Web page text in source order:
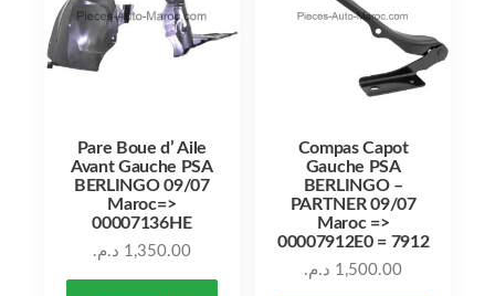
Pare Boue d’ Aile
Avant Gauche PSA
BERLINGO 09/07
Maroc=>
00007136HE
1,350.00 د.م.
Compas Capot
Gauche PSA
BERLINGO –
PARTNER 09/07
Maroc =>
00007912E0 = 7912
1,500.00 د.م.